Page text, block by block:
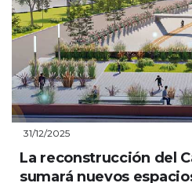
31/12/2025
La reconstrucción del
sumará nuevos